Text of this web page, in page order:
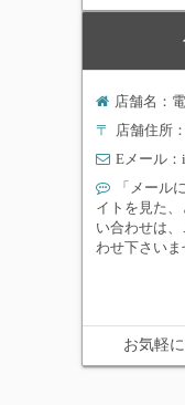
店舗名：
〒 店舗住所
Eメール：
「メール
イトを見た
い合わせは
わせ下さいま
お気軽